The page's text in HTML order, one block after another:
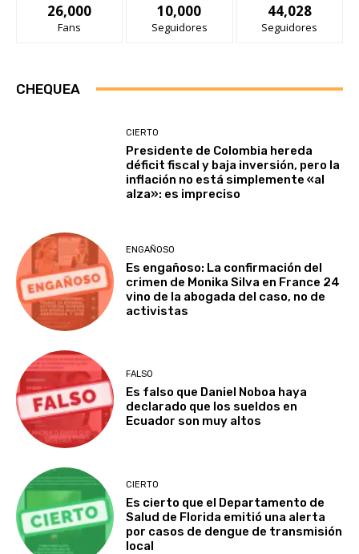
26,000
Fans
10,000
Seguidores
44,028
Seguidores
CHEQUEA
CIERTO
Presidente de Colombia hereda
déficit fiscal y baja inversión, pero la
inflación no está simplemente «al
alza»: es impreciso
ENGAÑOSO
Es engañoso: La confirmación del
crimen de Monika Silva en France 24
vino de la abogada del caso, no de
activistas
FALSO
Es falso que Daniel Noboa haya
declarado que los sueldos en
Ecuador son muy altos
CIERTO
Es cierto que el Departamento de
Salud de Florida emitió una alerta
por casos de dengue de transmisión
local